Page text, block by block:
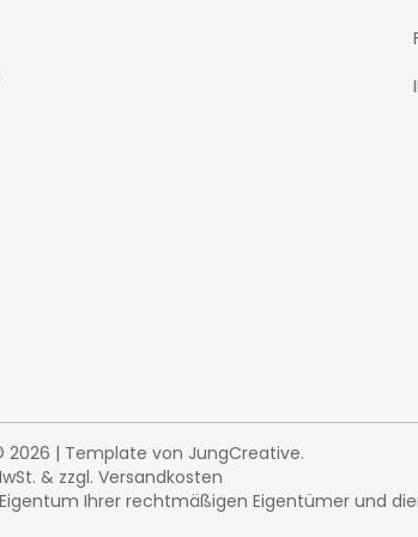
2026 | Template von JungCreative.
& zzgl. Versandkosten
Ihrer rechtmäßigen Eigentümer und